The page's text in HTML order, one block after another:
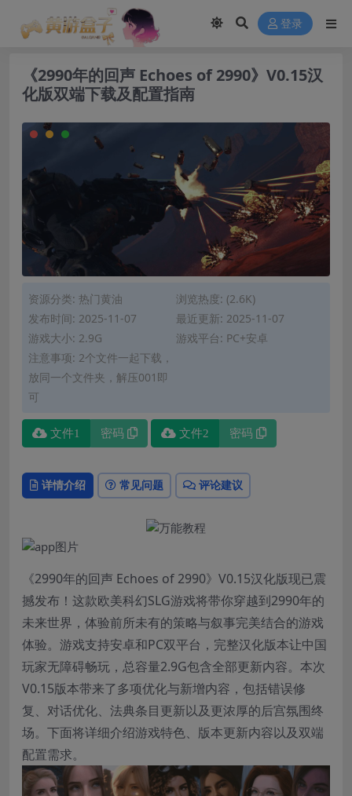
登录
《2990年的回声 Echoes of 2990》V0.15汉
化版双端下载及配置指南
资源分类: 热门黄油
浏览热度: (2.6K)
发布时间: 2025-11-07
最近更新: 2025-11-07
游戏大小: 2.9G
游戏平台: PC+安卓
注意事项: 2个文件一起下载，
放同一个文件夹，解压001即
可
文件1 密码 文件2 密码
详情介绍 常见问题 评论建议
《2990年的回声 Echoes of 2990》V0.15汉化版现已震
撼发布！这款欧美科幻SLG游戏将带你穿越到2990年的
未来世界，体验前所未有的策略与叙事完美结合的游戏
体验。游戏支持安卓和PC双平台，完整汉化版本让中国
玩家无障碍畅玩，总容量2.9G包含全部更新内容。本次
V0.15版本带来了多项优化与新增内容，包括错误修
复、对话优化、法典条目更新以及更浓厚的后宫氛围终
场。下面将详细介绍游戏特色、版本更新内容以及双端
配置需求。